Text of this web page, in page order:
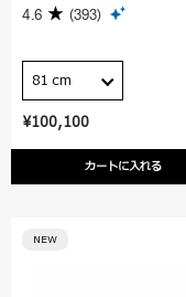
¥100,100
カートに入れる
4.6 (393)
81 cm
NEW